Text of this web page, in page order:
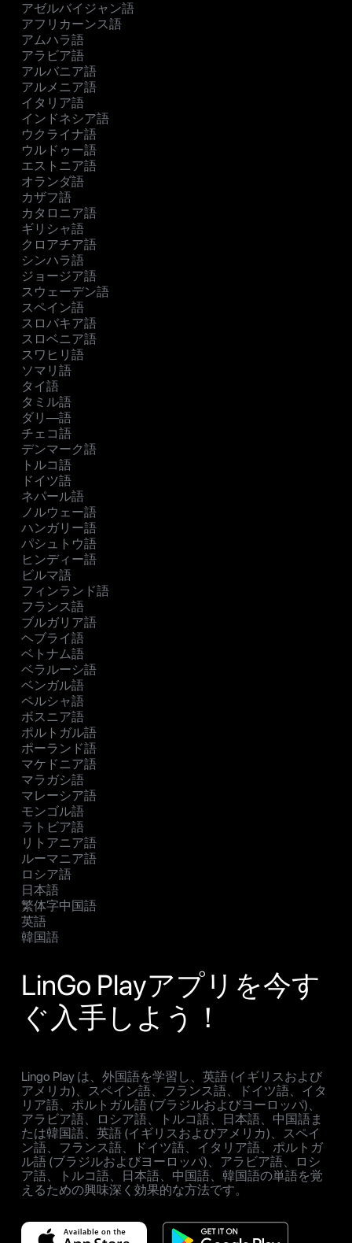
アゼルバイジャン語
アフリカーンス語
アムハラ語
アラビア語
アルバニア語
アルメニア語
イタリア語
インドネシア語
ウクライナ語
ウルドゥー語
エストニア語
オランダ語
カザフ語
カタロニア語
ギリシャ語
クロアチア語
シンハラ語
ジョージア語
スウェーデン語
スペイン語
スロバキア語
スロベニア語
スワヒリ語
ソマリ語
タイ語
タミル語
ダリ―語
チェコ語
デンマーク語
トルコ語
ドイツ語
ネパール語
ノルウェー語
ハンガリー語
パシュトウ語
ヒンディー語
ビルマ語
フィンランド語
フランス語
ブルガリア語
ヘブライ語
ベトナム語
ベラルーシ語
ベンガル語
ペルシャ語
ボスニア語
ポルトガル語
ポーランド語
マケドニア語
マラガシ語
マレーシア語
モンゴル語
ラトビア語
リトアニア語
ルーマニア語
ロシア語
日本語
繁体字中国語
英語
韓国語
LinGo Playアプリを今す
ぐ入手しよう！
Lingo Play は、外国語を学習し、英語 (イギリスおよび
アメリカ)、スペイン語、フランス語、ドイツ語、イタ
リア語、ポルトガル語 (ブラジルおよびヨーロッパ)、
アラビア語、ロシア語、トルコ語、日本語、中国語ま
たは韓国語、英語 (イギリスおよびアメリカ)、スペイ
ン語、フランス語、ドイツ語、イタリア語、ポルトガ
ル語 (ブラジルおよびヨーロッパ)、アラビア語、ロシ
ア語、トルコ語、日本語、中国語、韓国語の単語を覚
えるための興味深く効果的な方法です。